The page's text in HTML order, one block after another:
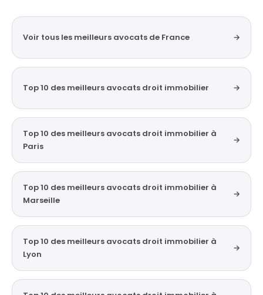
Voir tous les meilleurs avocats de France →
Top 10 des meilleurs avocats droit immobilier →
Top 10 des meilleurs avocats droit immobilier à
Paris
→
Top 10 des meilleurs avocats droit immobilier à
Marseille
→
Top 10 des meilleurs avocats droit immobilier à
Lyon
→